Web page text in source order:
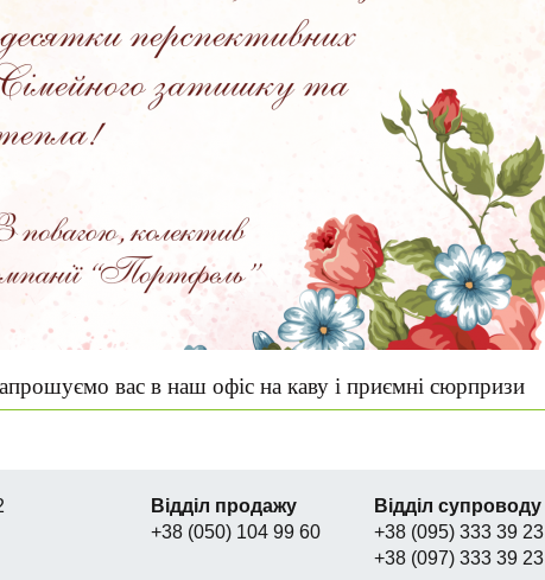
вас в наш офіс на каву і приємні сюрпризи
Відділ продажу
+38 (050) 104 99 60
Відділ супроводу
+38 (095) 333 39 23
+38 (097) 333 39 23